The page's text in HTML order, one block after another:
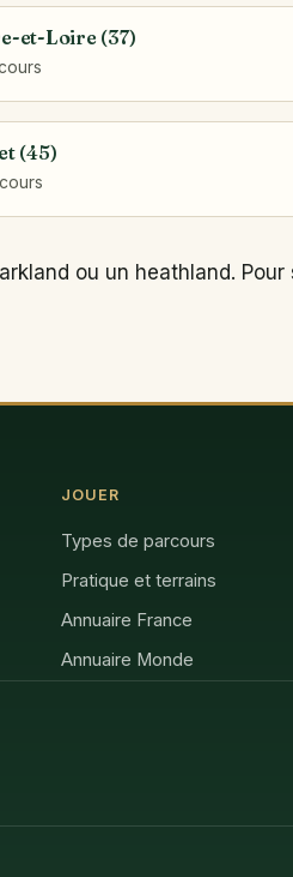
et-Loire (37)
(45)
ou un heathland.
JOUER
Types de parcours
Pratique et terrains
Annuaire France
Annuaire Monde